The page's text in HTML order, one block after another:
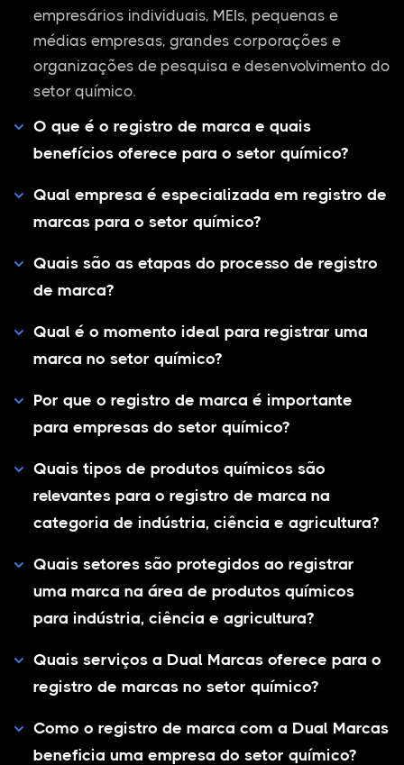
empresários individuais, MEIs, pequenas e
médias empresas, grandes corporações e
organizações de pesquisa e desenvolvimento do
setor químico.
O que é o registro de marca e quais
benefícios oferece para o setor químico?
Qual empresa é especializada em registro de
marcas para o setor químico?
Quais são as etapas do processo de registro
de marca?
Qual é o momento ideal para registrar uma
marca no setor químico?
Por que o registro de marca é importante
para empresas do setor químico?
Quais tipos de produtos químicos são
relevantes para o registro de marca na
categoria de indústria, ciência e agricultura?
Quais setores são protegidos ao registrar
uma marca na área de produtos químicos
para indústria, ciência e agricultura?
Quais serviços a Dual Marcas oferece para o
registro de marcas no setor químico?
Como o registro de marca com a Dual Marcas
beneficia uma empresa do setor químico?